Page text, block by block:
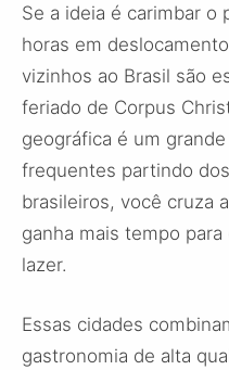
Se a ideia é carimbar o
horas em
vizinhos ao Brasil são
feriado de Corpus
geográfica é um
frequentes partindo
brasileiros, você cruza
ganha mais tempo
lazer.
Essas cidades
gastronomia de alta